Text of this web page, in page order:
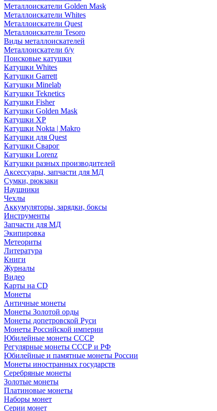
Металлоискатели Golden Mask
Металлоискатели Whites
Металлоискатели Quest
Металлоискатели Tesoro
Виды металлоискателей
Металлоискатели б/у
Поисковые катушки
Катушки Whites
Катушки Garrett
Катушки Minelab
Катушки Teknetics
Катушки Fisher
Катушки Golden Mask
Катушки XP
Катушки Nokta | Makro
Катушки для Quest
Катушки Сварог
Катушки Lorenz
Катушки разных производителей
Аксессуары, запчасти для МД
Сумки, рюкзаки
Наушники
Чехлы
Аккумуляторы, зарядки, боксы
Инструменты
Запчасти для МД
Экипировка
Метеориты
Литература
Книги
Журналы
Видео
Карты на CD
Монеты
Античные монеты
Монеты Золотой орды
Монеты допетровской Руси
Монеты Российской империи
Юбилейные монеты СССР
Регулярные монеты СССР и РФ
Юбилейные и памятные монеты России
Монеты иностранных государств
Серебряные монеты
Золотые монеты
Платиновые монеты
Наборы монет
Серии монет